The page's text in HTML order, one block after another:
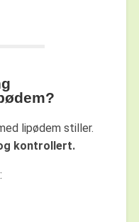
lipødem stiller.
kontrollert.